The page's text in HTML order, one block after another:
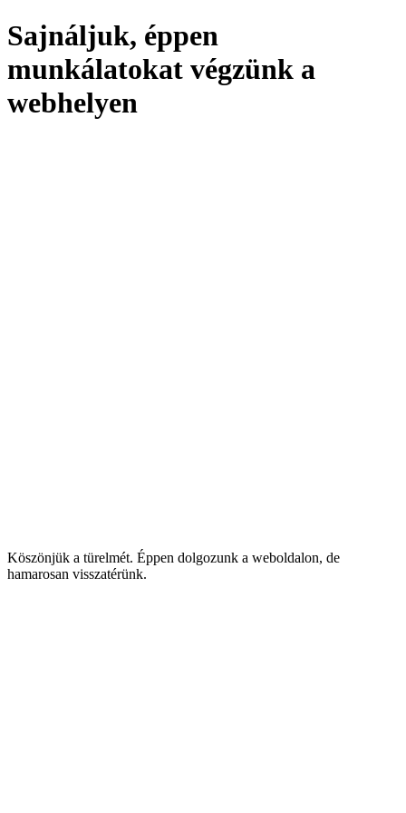
Sajnáljuk, éppen
munkálatokat végzünk a
webhelyen
Köszönjük a türelmét. Éppen dolgozunk a weboldalon, de
hamarosan visszatérünk.